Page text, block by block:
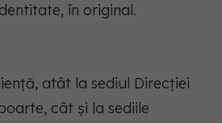
în original.
atât la sediul Direcției
cât și la sediile